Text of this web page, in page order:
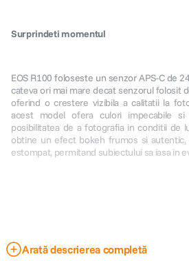
Surprindeti momentul
EOS R100 foloseste un senzor APS-C de
cateva ori mai mare decat senzorul folosit
oferind o crestere vizibila a calitatii la
acest model ofera culori impecabile
posibilitatea de a fotografia in conditii de
obtine un efect bokeh frumos si
estompat, permitand subiectului sa iasa in
Focalizare automata inteligenta
Arată descrierea completă